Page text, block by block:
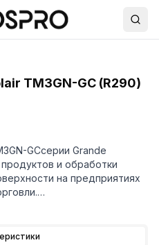
TM3GN-GС (R290)
GCсерии Grande
и обработки
на предприятиях
изнутри.